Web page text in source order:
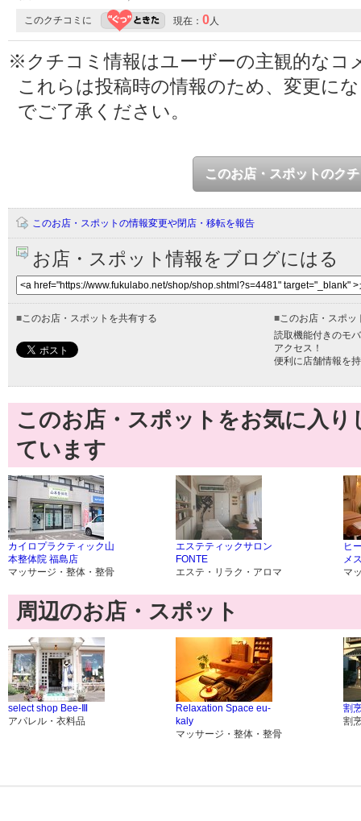
このクチコミに 現在： 0人
※クチコミ情報はユーザーの主観的なコ
これらは投稿時の情報のため、変更に
でご了承ください。
このお店・スポットのク
このお店・スポットの情報変更や閉店・移転を報告
お店・スポット情報をブログにはる
■このお店・スポットを共有する ■このお店・スポッ
読取機能付きのモ
アクセス！
便利に店舗情報を
このお店・スポットをお気に入
ています
カイロプラクティック山
本整体院 福島店
マッサージ・整体・整骨
エステティックサロン
FONTE
エステ・リラク・アロマ
ヒ
メ
マ
周辺のお店・スポット
select shop Bee-Ⅲ
アパレル・衣料品
Relaxation Space eu-
kaly
マッサージ・整体・整骨
割
割